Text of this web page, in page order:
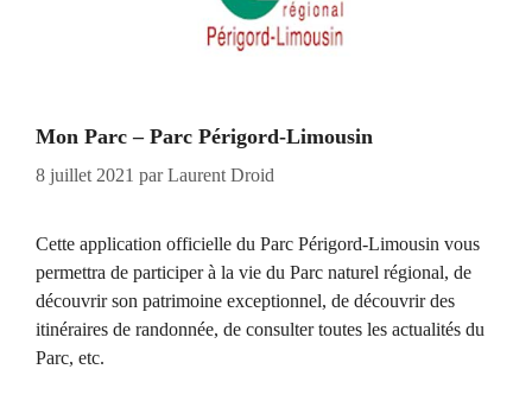
Mon Parc – Parc Périgord-Limousin
8 juillet 2021 parLaurent Droid
Cette application officielle du Parc Périgord-Limousin vous
permettra de participer à la vie du Parc naturel régional, de
découvrir son patrimoine exceptionnel, de découvrir des
itinéraires de randonnée, de consulter toutes les actualités du
Parc, etc.